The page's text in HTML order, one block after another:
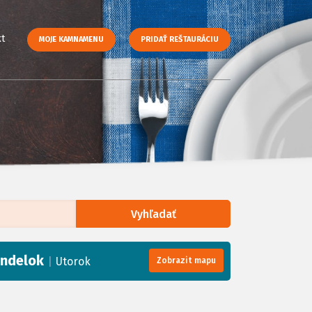
MOJE KAMNAMENU PRIDAŤ REŠTAURÁCIU
Vyhľadať
Utorok Zobrazit mapu